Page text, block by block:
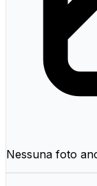
Nessuna foto